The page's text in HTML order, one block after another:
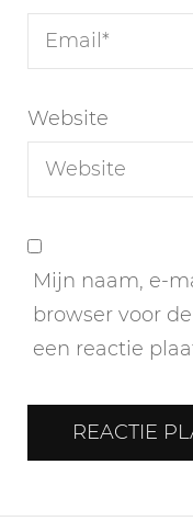
Website
Mijn naam, e-
browser voor
een reactie